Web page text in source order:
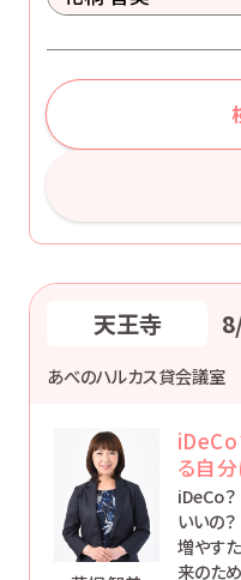
天王寺
あべのハルカス貸会議室
iDeCo
る自
iDeCo
いいの
増やす
来のた